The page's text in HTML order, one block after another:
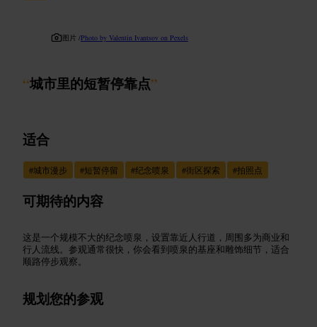
图片 /Photo by Valentin Ivantsov on Pexels
“城市里的短暂停靠点”
适合
#城市漫步 #短暂停留 #纪念喷泉 #街区探索 #拍照点
可期待的内容
这是一个规模不大的纪念喷泉，设置靠近人行道，周围多为商业和
行人流线。参观通常很快，你会看到喷泉的基座和雕饰细节，适合
顺路停步观察。
规划您的参观